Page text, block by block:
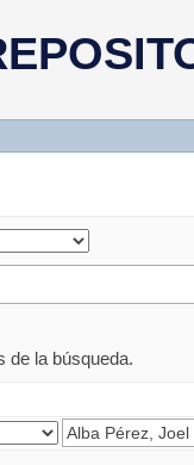
de la búsqueda.